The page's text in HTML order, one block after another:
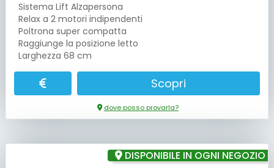
Sistema Lift Alzapersona
Relax a 2 motori indipendenti
Poltrona super compatta
Raggiunge la posizione letto
Larghezza 68 cm
Scopri
dove posso provarla?
DISPONIBILE IN OGNI NEGOZIO